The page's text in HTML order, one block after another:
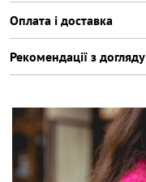
Оплата і доставка
Рекомендації з догляду